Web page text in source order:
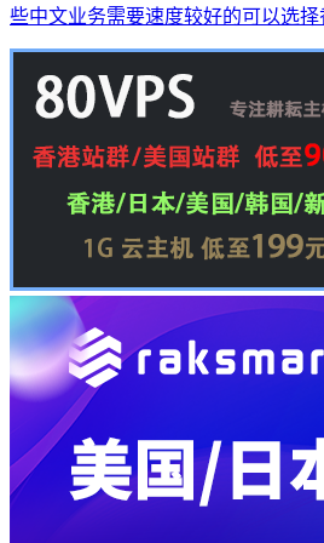
些中文业务需要速度较好的可以选择